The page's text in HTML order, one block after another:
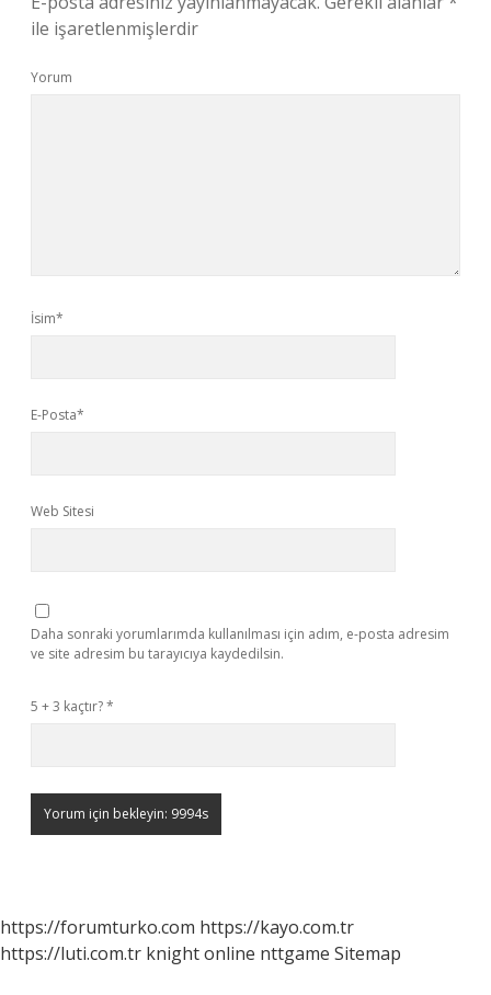
ile işaretlenmişlerdir
Yorum
İsim*
E-Posta*
Web Sitesi
Daha sonraki yorumlarımda kullanılması için adım, e-posta adresim
ve site adresim bu tarayıcıya kaydedilsin.
5 + 3 kaçtır?*
https://forumturko.com https://kayo.com.tr
https://luti.com.tr knight online nttgame Sitemap